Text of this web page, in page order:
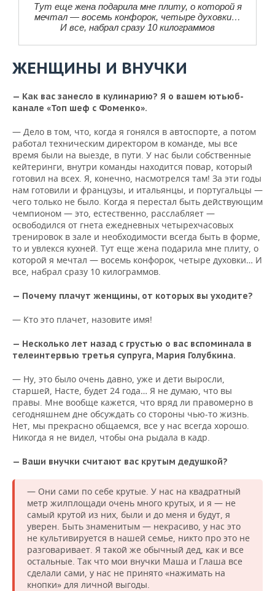
Тут еще жена подарила мне плиту, о которой я
мечтал — восемь конфорок, четыре духовки…
И все, набрал сразу 10 килограммов
ЖЕНЩИНЫ И ВНУЧКИ
— Как вас занесло в кулинарию? Я о вашем ютьюб-
канале «Топ шеф с Фоменко».
— Дело в том, что, когда я гонялся в автоспорте, а потом
работал техническим директором в команде, мы все
время были на выезде, в пути. У нас были собственные
кейтеринги, внутри команды находится повар, который
готовил на всех. Я, конечно, насмотрелся там! За эти годы
нам готовили и французы, и итальянцы, и португальцы —
чего только не было. Когда я перестал быть действующим
чемпионом — это, естественно, расслабляет —
освободился от гнета ежедневных четырехчасовых
тренировок в зале и необходимости всегда быть в форме,
то и увлекся кухней. Тут еще жена подарила мне плиту, о
которой я мечтал — восемь конфорок, четыре духовки… И
все, набрал сразу 10 килограммов.
— Почему плачут женщины, от которых вы уходите?
— Кто это плачет, назовите имя!
— Несколько лет назад с грустью о вас вспоминала в
телеинтервью третья супруга, Мария Голубкина.
— Ну, это было очень давно, уже и дети выросли,
старшей, Насте, будет 24 года… Я не думаю, что вы
правы. Мне вообще кажется, что вряд ли правомерно в
сегодняшнем дне обсуждать со стороны чью-то жизнь.
Нет, мы прекрасно общаемся, все у нас всегда хорошо.
Никогда я не видел, чтобы она рыдала в кадр.
— Ваши внучки считают вас крутым дедушкой?
— Они сами по себе крутые. У нас на квадратный
метр жилплощади очень много крутых, и я — не
самый крутой из них, были и до меня и будут, я
уверен. Быть знаменитым — некрасиво, у нас это
не культивируется в нашей семье, никто про это не
разговаривает. Я такой же обычный дед, как и все
остальные. Так что мои внучки Маша и Глаша все
сделали сами, у нас не принято «нажимать на
кнопки» для личной выгоды.